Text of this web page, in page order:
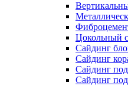
Цокольный
Сайдинг
Сайдинг
Сайдинг
Сайдинг